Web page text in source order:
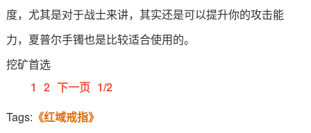
度，尤其是对于战士来讲，其实还是可以提升你的攻击能
力，夏普尔手镯也是比较适合使用的。
挖矿首选
1 2 下一页 1/2
Tags: 《红域戒指》